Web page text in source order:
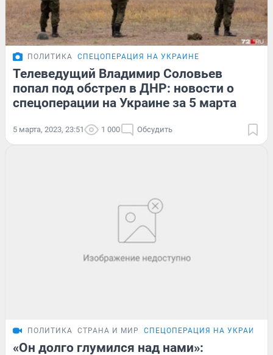
ПОЛИТИКА СПЕЦОПЕРАЦИЯ НА УКРАИНЕ
Телеведущий Владимир Соловьев
попал под обстрел в ДНР: новости о
спецоперации на Украине за 5 марта
5 марта, 2023, 23:51 1 000 Обсудить
ПОЛИТИКА СТРАНА И МИР СПЕЦОПЕРАЦИЯ НА УКРАИНЕ
«Он долго глумился над нами»: